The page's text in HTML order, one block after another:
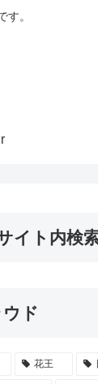
。
イト内検
ド
花王